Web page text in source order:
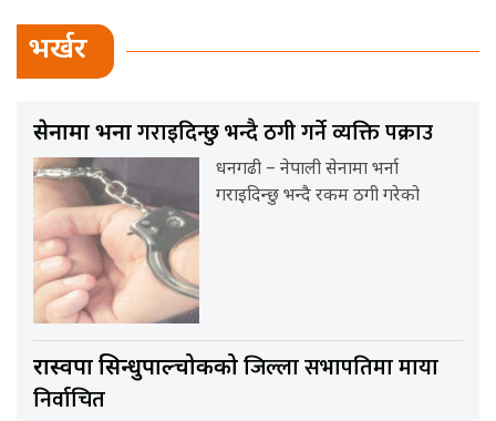
भर्खर
सेनामा भर्नागराइदिन्छु भन्दै ठगी गर्ने व्यक्ति पक्राउ
धनगढी – नेपाली सेनामा भर्ना
गराइदिन्छु भन्दै रकम ठगी गरेको
रास्वपा सिन्धुपाल्चोककोजिल्ला सभापतिमा माया
निर्वाचित